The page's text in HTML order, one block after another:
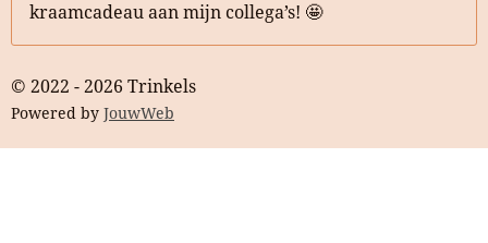
kraamcadeau aan mijn collega’s! 🤩
© 2022 - 2026 Trinkels
Powered by JouwWeb